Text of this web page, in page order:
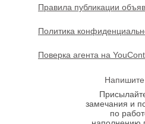
Правила публикации
Политика
Поверка агента на
замечания и
по